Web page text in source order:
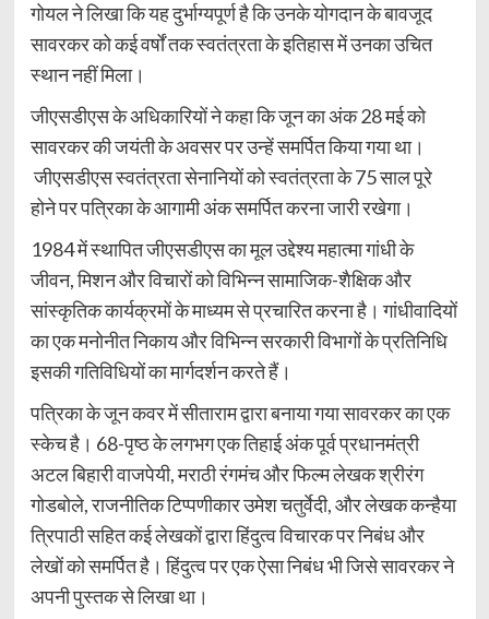
गोयल ने लिखा कि यह दुर्भाग्यपूर्ण है कि उनके योगदान के बावजूद
सावरकर को कई वर्षों तक स्वतंत्रता के इतिहास में उनका उचित
स्थान नहीं मिला।
जीएसडीएस के अधिकारियों ने कहा कि जून का अंक 28 मई को
सावरकर की जयंती के अवसर पर उन्हें समर्पित किया गया था।
जीएसडीएस स्वतंत्रता सेनानियों को स्वतंत्रता के 75 साल पूरे
होने पर पत्रिका के आगामी अंक समर्पित करना जारी रखेगा।
1984 में स्थापित जीएसडीएस का मूल उद्देश्य महात्मा गांधी के
जीवन, मिशन और विचारों को विभिन्न सामाजिक-शैक्षिक और
सांस्कृतिक कार्यक्रमों के माध्यम से प्रचारित करना है। गांधीवादियों
का एक मनोनीत निकाय और विभिन्न सरकारी विभागों के प्रतिनिधि
इसकी गतिविधियों का मार्गदर्शन करते हैं।
पत्रिका के जून कवर में सीताराम द्वारा बनाया गया सावरकर का एक
स्केच है। 68-पृष्ठ के लगभग एक तिहाई अंक पूर्व प्रधानमंत्री
अटल बिहारी वाजपेयी, मराठी रंगमंच और फिल्म लेखक श्रीरंग
गोडबोले, राजनीतिक टिप्पणीकार उमेश चतुर्वेदी, और लेखक कन्हैया
त्रिपाठी सहित कई लेखकों द्वारा हिंदुत्व विचारक पर निबंध और
लेखों को समर्पित है। हिंदुत्व पर एक ऐसा निबंध भी जिसे सावरकर ने
अपनी पुस्तक से लिखा था।